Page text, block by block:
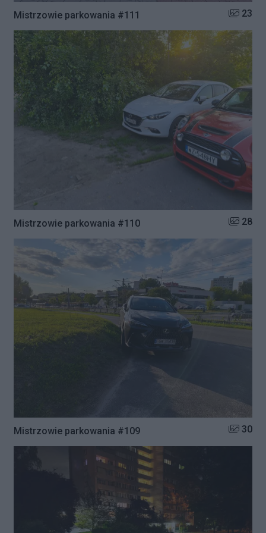
Mistrzowie parkowania #111 Liczba
23
Mistrzowie parkowania #110 Liczba
28
Mistrzowie parkowania #109 Liczba
30